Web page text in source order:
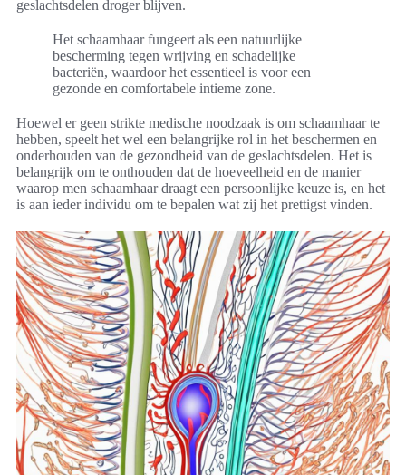
geslachtsdelen droger blijven.
Het schaamhaar fungeert als een natuurlijke
bescherming tegen wrijving en schadelijke
bacteriën, waardoor het essentieel is voor een
gezonde en comfortabele intieme zone.
Hoewel er geen strikte medische noodzaak is om schaamhaar te
hebben, speelt het wel een belangrijke rol in het beschermen en
onderhouden van de gezondheid van de geslachtsdelen. Het is
belangrijk om te onthouden dat de hoeveelheid en de manier
waarop men schaamhaar draagt een persoonlijke keuze is, en het
is aan ieder individu om te bepalen wat zij het prettigst vinden.